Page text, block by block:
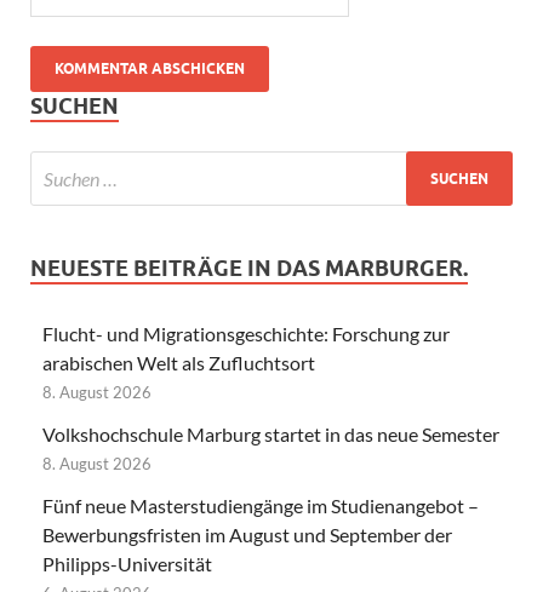
SUCHEN
NEUESTE BEITRÄGE IN DAS MARBURGER.
Flucht- und Migrationsgeschichte: Forschung zur
arabischen Welt als Zufluchtsort
8. August 2026
Volkshochschule Marburg startet in das neue Semester
8. August 2026
Fünf neue Masterstudiengänge im Studienangebot –
Bewerbungsfristen im August und September der
Philipps-Universität